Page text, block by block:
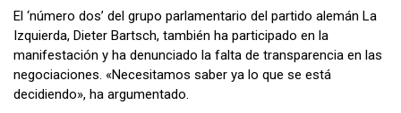
El ‘número dos’ del grupo parlamentario del partido alemán La
Izquierda, Dieter Bartsch, también ha participado en la
manifestación y ha denunciado la falta de transparencia en las
negociaciones. «Necesitamos saber ya lo que se está
decidiendo», ha argumentado.